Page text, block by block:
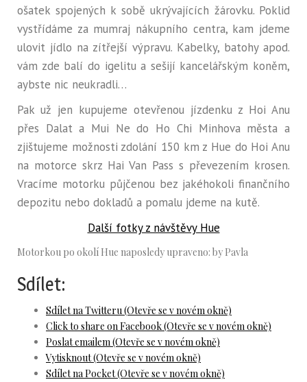
ošatek spojených k sobě ukrývajících žárovku. Poklid
vystřídáme za mumraj nákupního centra, kam jdeme
ulovit jídlo na zítřejší výpravu. Kabelky, batohy apod.
vám zde balí do igelitu a sešijí kancelářským koněm,
aybste nic neukradli…
Pak už jen kupujeme otevřenou jízdenku z Hoi Anu
přes Dalat a Mui Ne do Ho Chi Minhova města a
zjištujeme možnosti zdolání 150 km z Hue do Hoi Anu
na motorce skrz Hai Van Pass s převezením krosen.
Vracíme motorku půjčenou bez jakéhokoli finančního
depozitu nebo dokladů a pomalu jdeme na kutě.
Další fotky z návštěvy Hue
Motorkou po okolí Hue naposledy upraveno: by Pavla
Sdílet:
Sdílet na Twitteru (Otevře se v novém okně)
Click to share on Facebook (Otevře se v novém okně)
Poslat emailem (Otevře se v novém okně)
Vytisknout (Otevře se v novém okně)
Sdílet na Pocket (Otevře se v novém okně)